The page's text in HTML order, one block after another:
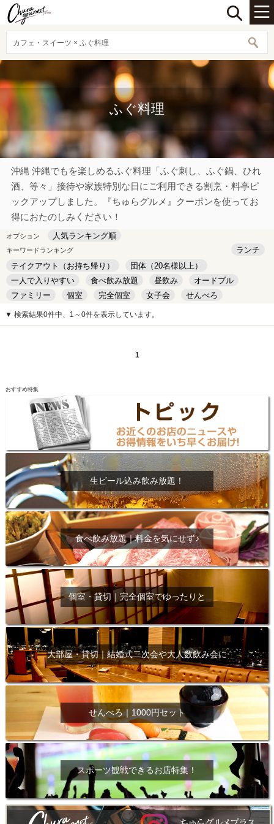
カフェ・スイーツ × ふぐ料理
ふぐ料理
沖縄 沖縄でもを楽しめるふぐ料理「ふぐ刺し、ふぐ鍋、ひれ
酒、等々」接待や家族特別な日にご利用できる割烹・料亭ピ
ックアップしました。『ちゅらグルメ』クーポンを使ってお
得におたのしみください！
オプション 人気ランキング順
キーワードランキング
ランチ
テイクアウト（お持ち帰り）
団体（20名様以上）
一人で入りやすい
食べ飲み放題 昼飲み
オードブル
ファミリー
個室 完全個室 女子会
せんべろ
キッズルーム
安い デート
▼ 検索結果0件中、1～0件を表示しています。
1
おすすめ特集
生ビール込み飲み放題！
食べ飲み放題｜料金を気にせず♪
個室・貸切｜完全個室でゆったりと
大部屋・貸切｜結婚式二次会や大人数飲み会に
せんべろ｜1000円セット
スポーツ観戦できるお店特集！